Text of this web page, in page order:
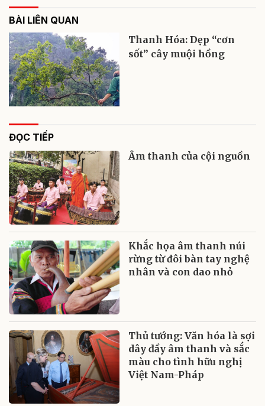
BÀI LIÊN QUAN
Thanh Hóa: Dẹp “cơn
sốt” cây muội hồng
ĐỌC TIẾP
Âm thanh của cội nguồn
Khắc họa âm thanh núi
rừng từ đôi bàn tay nghệ
nhân và con dao nhỏ
Thủ tướng: Văn hóa là sợi
dây đầy âm thanh và sắc
màu cho tình hữu nghị
Việt Nam-Pháp